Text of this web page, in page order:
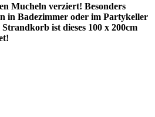
Mucheln verziert! Besonders
in Badezimmer oder im Partykeller
ist dieses 100 x 200cm